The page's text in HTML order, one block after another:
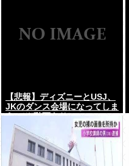
【悲報】ディズニーとUSJ、
JKのダンス会場になってしま
う （※動画あり）